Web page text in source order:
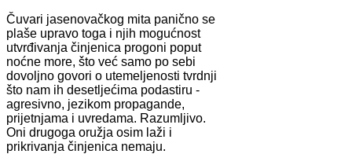
Čuvari jasenovačkog mita panično se
plaše upravo toga i njih mogućnost
utvrđivanja činjenica progoni poput
noćne more, što već samo po sebi
dovoljno govori o utemeljenosti tvrdnji
što nam ih desetljećima podastiru -
agresivno, jezikom propagande,
prijetnjama i uvredama. Razumljivo.
Oni drugoga oružja osim laži i
prikrivanja činjenica nemaju.